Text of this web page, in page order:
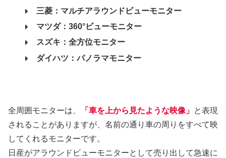
三菱：マルチアラウンドビューモニター
マツダ：360°ビューモニター
スズキ：全方位モニター
ダイハツ：パノラマモニター
全周囲モニターは、 「車を上から見たような映像」 と表現
されることがありますが、名前の通り車の周りをすべて映
してくれるモニターです。
日産がアラウンドビューモニターとして売り出して急速に